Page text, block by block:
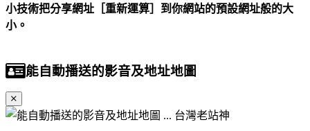
小技術把分享網址［重新運算］到你網站的預設網址般的大
小。
能自動播送的影音及地址地圖